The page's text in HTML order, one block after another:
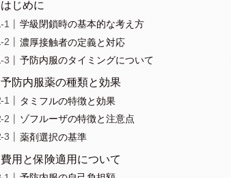
はじめに
学級閉鎖時の基本的な考え方
濃厚接触者の定義と対応
予防内服のタイミングについて
予防内服薬の種類と効果
タミフルの特徴と効果
ゾフルーザの特徴と注意点
薬剤選択の基準
費用と保険適用について